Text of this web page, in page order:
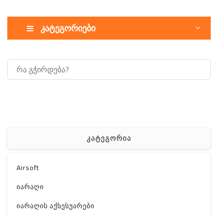
კატეგორიები
კატეგორია
Airsoft
იარაღი
იარაღის აქსესუარები